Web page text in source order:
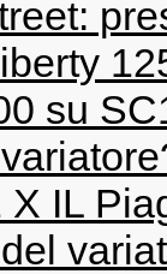
su
X IL